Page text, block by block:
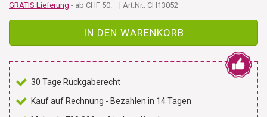
GRATIS Lieferung - ab CHF 50.– | Art.Nr.: CH13052
IN DEN WARENKORB
30 Tage Rückgaberecht
Kauf auf Rechnung - Bezahlen in 14 Tagen